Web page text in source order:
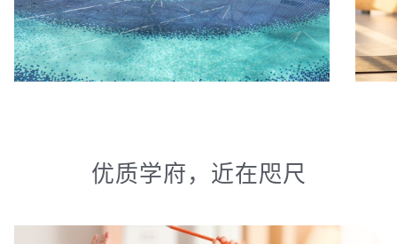
优质学府，近在咫尺